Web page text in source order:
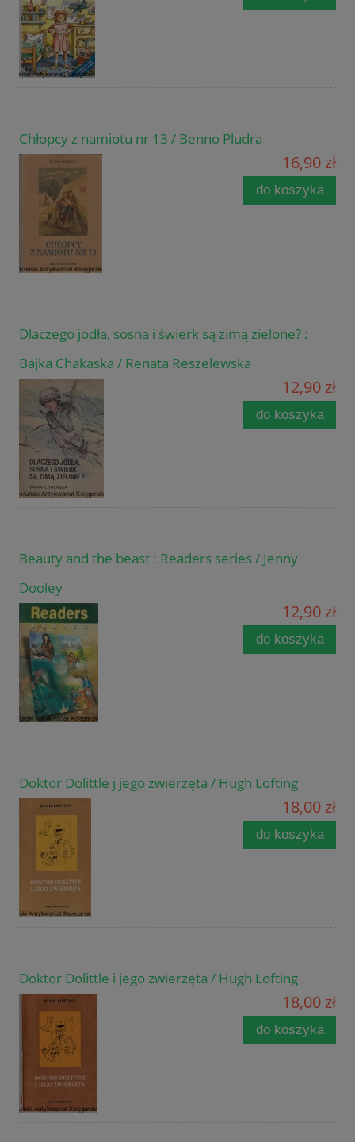
Chłopcy z namiotu nr 13 / Benno Pludra
16,90 zł
do koszyka
Dlaczego jodła, sosna i świerk są zimą zielone? :
Bajka Chakaska / Renata Reszelewska
12,90 zł
do koszyka
Beauty and the beast : Readers series / Jenny
Dooley
12,90 zł
do koszyka
Doktor Dolittle j jego zwierzęta / Hugh Lofting
18,00 zł
do koszyka
Doktor Dolittle i jego zwierzęta / Hugh Lofting
18,00 zł
do koszyka